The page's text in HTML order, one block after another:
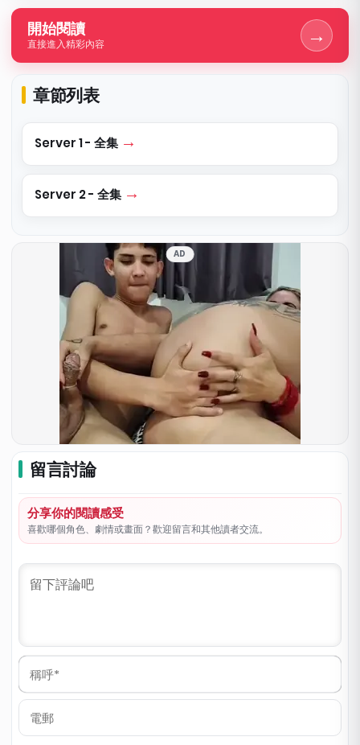
開始閱讀
直接進入精彩內容 →
章節列表
Server 1 - 全集
Server 2 - 全集
AD
留言討論
分享你的閱讀感受
喜歡哪個角色、劇情或畫面？歡迎留言和其他讀者交流。
稱
*